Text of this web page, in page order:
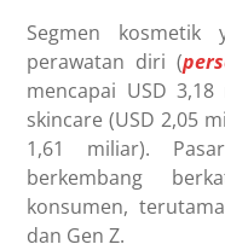
Segmen kosmetik
perawatan diri (
mencapai USD
skincare (USD 2,05
1,61 miliar).
berkembang
konsumen,
dan Gen Z.